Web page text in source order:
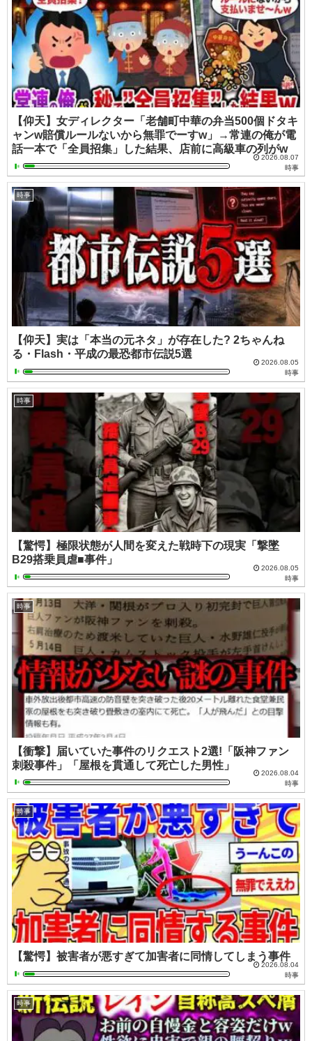
【仰天】女ディレクター「老舗町中華の弁当500個ドタキ
ャンw賠償ルールないから無罪でーすw」→常連の俺が電
話一本で「全員招集」した結果、店前に高級車の列がw
2026.08.07
時事
時事
【仰天】実は「本当の元ネタ」が存在した? 2ちゃんね
る・Flash・平成の最恐都市伝説5選
2026.08.05
時事
時事
【驚愕】極限状態が人間を変えた戦時下の現実「撃墜
B29搭乗員虐■事件」
2026.08.05
時事
時事
【衝撃】届いていた事件のリクエスト2選!「阪神ファン
刺殺事件」「屋根を貫通して死亡した男性」
2026.08.04
時事
時事
【驚愕】被害者が悪すぎて加害者に同情してしまう事件
2026.08.04
時事
時事